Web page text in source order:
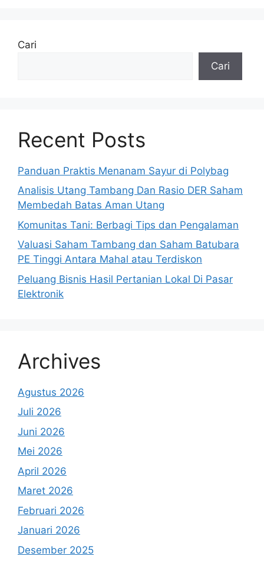
Cari
Cari
Recent Posts
Panduan Praktis Menanam Sayur di Polybag
Analisis Utang Tambang Dan Rasio DER Saham
Membedah Batas Aman Utang
Komunitas Tani: Berbagi Tips dan Pengalaman
Valuasi Saham Tambang dan Saham Batubara
PE Tinggi Antara Mahal atau Terdiskon
Peluang Bisnis Hasil Pertanian Lokal Di Pasar
Elektronik
Archives
Agustus 2026
Juli 2026
Juni 2026
Mei 2026
April 2026
Maret 2026
Februari 2026
Januari 2026
Desember 2025